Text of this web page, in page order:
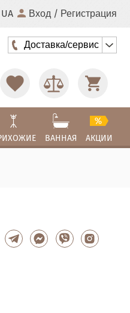
UA Вход / Регистрация
Доставка/сервис
ВАННАЯ АКЦИИ